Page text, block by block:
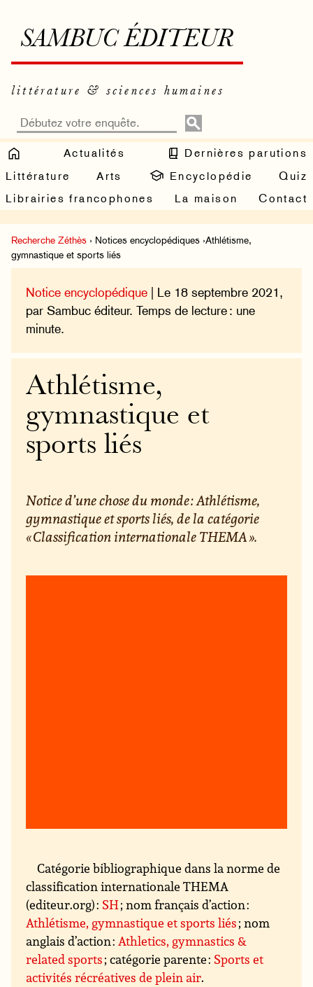
SAMBUC ÉDITEUR
littérature & sciences humaines
Actualités
Dernières parutions
Littérature
Arts Encyclopédie
Quiz
Librairies francophones
La maison Contact
Recherche Zéthès › Notices encyclopédiques ›Athlétisme,
gymnastique et sports liés
Notice encyclopédique | Le 18 septembre 2021,
par Sambuc éditeur. Temps de lecture : une
minute.
Athlétisme,
gymnastique et
sports liés
Notice d’une chose du monde : Athlétisme,
gymnastique et sports liés, de la catégorie
« Classification internationale THEMA ».
Catégorie bibliographique dans la norme de
classification internationale THEMA
(editeur.org) : SH; nom français d’action :
Athlétisme, gymnastique et sports liés; nom
anglais d’action :Athletics, gymnastics &
related sports; catégorie parente : Sports et
activités récréatives de plein air.